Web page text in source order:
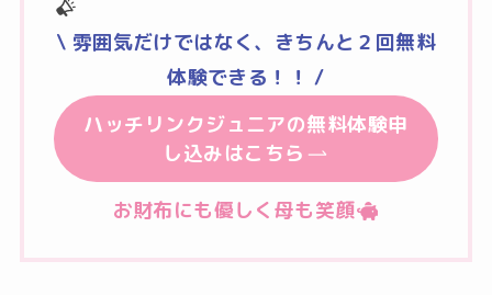
\ 雰囲気だけではなく、きちんと２回無料
体験できる！！ /
ハッチリンクジュニアの無料体験申
し込みはこちら
お財布にも優しく母も笑顔